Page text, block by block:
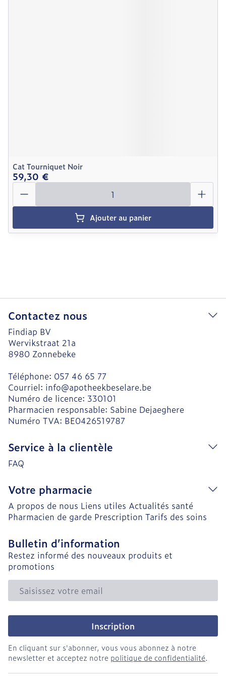
Cat Tourniquet Noir
59,30 €
Quantité
Ajouter au panier
Contactez nous
Findiap BV
Wervikstraat 21a
8980 Zonnebeke
Téléphone: 057 46 65 77
Courriel: info@apotheekbeselare.be
Numéro de licence: 330101
Pharmacien responsable: Sabine Dejaeghere
Numéro TVA: BE0426519787
Service à la clientèle
FAQ
Votre pharmacie
A propos de nous Liens utiles Actualités santé
Pharmacien de garde Prescription Tarifs des soins
Bulletin d’information
Restez informé des nouveaux produits et
promotions
Adresse mail
Inscription
En cliquant sur s'abonner, vous vous abonnez à notre
newsletter et acceptez notre politique de confidentialité.